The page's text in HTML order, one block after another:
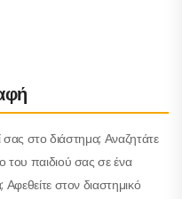
σας στο διάστημα; Αναζητάτε
του παιδιού σας σε ένα
στον διαστημικό